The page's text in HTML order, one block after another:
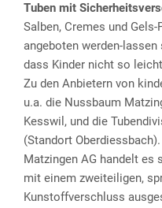
Tuben mit
Salben, Cremes und
angeboten werden-
dass Kinder nicht so
Zu den Anbietern von
u.a. die Nussbaum
Kesswil, und die
(Standort
Matzingen AG handelt es
mit einem zweiteiligen,
Kunstoffverschluss